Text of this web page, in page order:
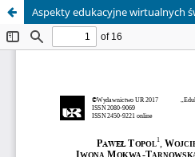
Aspekty edukacyjne wirtualnych